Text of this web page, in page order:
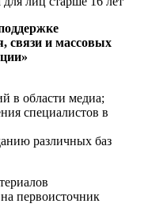
связи и массовых
в области медиа;
специалистов в
различных баз
первоисточник